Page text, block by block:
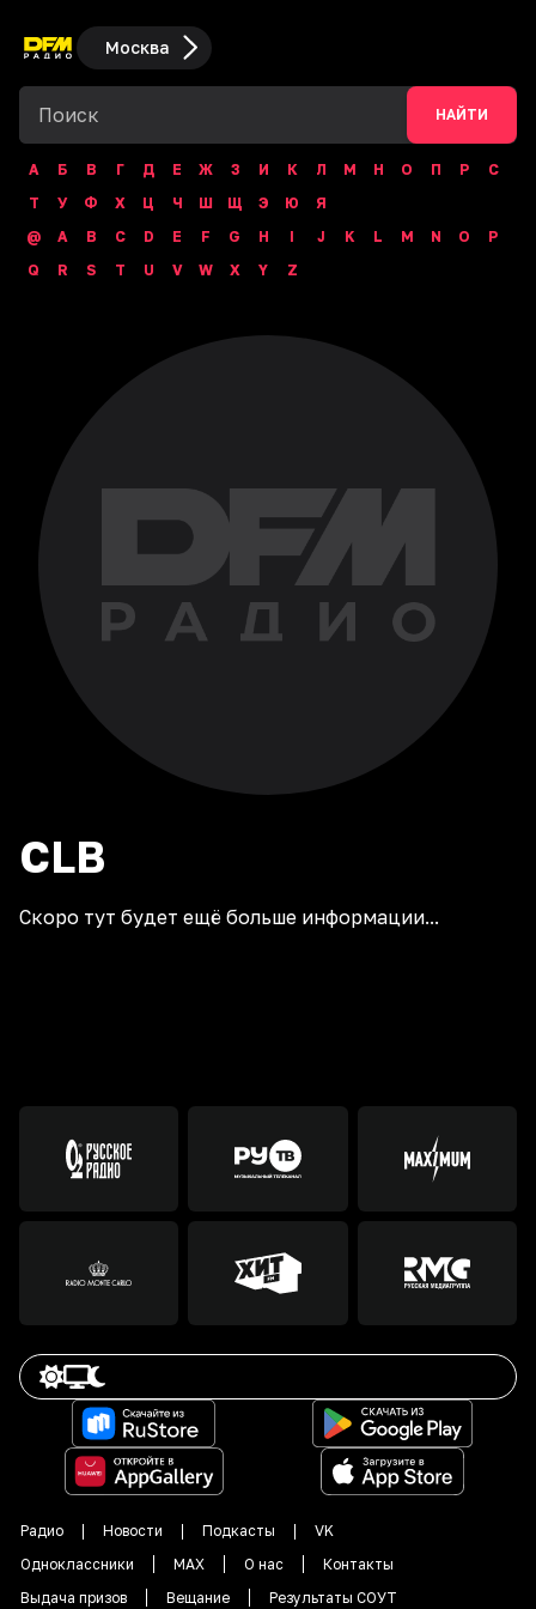
Москва
НАЙТИ
А Б В Г Д Е Ж З И К Л М Н О П Р
С
Т
У Ф Х Ц Ч Ш Щ Э Ю
Я
@
A B C D E F G H I J K L M N O
P
Q
R S T U V W X Y Z
CLB
Скоро тут будет ещё больше информации...
Радио Новости Подкасты
VK
Одноклассники
MAX О нас
Контакты
Выдача призов
Вещание Результаты СОУТ